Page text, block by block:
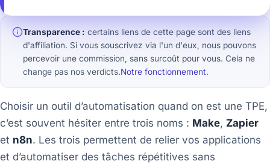
Transparence : certains liens de cette page sont des liens
d'affiliation. Si vous souscrivez via l'un d'eux, nous pouvons
percevoir une commission, sans surcoût pour vous. Cela ne
change pas nos verdicts.Notre fonctionnement.
Choisir un outil d’automatisation quand on est une TPE,
c’est souvent hésiter entre trois noms : Make, Zapier
et n8n. Les trois permettent de relier vos applications
et d’automatiser des tâches répétitives sans